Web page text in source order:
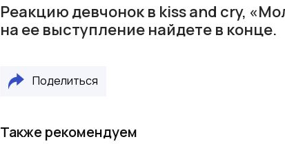
Реакцию девчонок в kiss and cry,
на ее выступление найдете в конце.
Поделиться
Также рекомендуем